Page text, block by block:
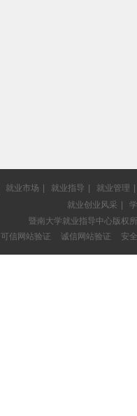
就业市场 就业指导 就业管理
就业创业风采
暨南大学就业指导中心版权
可信网站验证
诚信网站验证 安